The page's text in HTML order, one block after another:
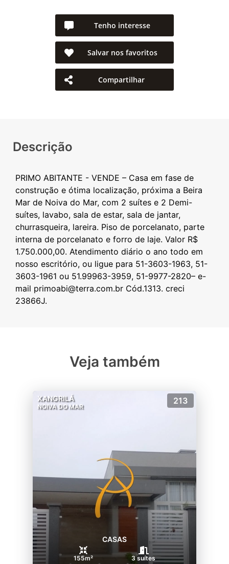
Tenho interesse
Salvar nos favoritos
Compartilhar
Descrição
PRIMO ABITANTE - VENDE – Casa em fase de
construção e ótima localização, próxima a Beira
Mar de Noiva do Mar, com 2 suítes e 2 Demi-
suítes, lavabo, sala de estar, sala de jantar,
churrasqueira, lareira. Piso de porcelanato, parte
interna de porcelanato e forro de laje. Valor R$
1.750.000,00. Atendimento diário o ano todo em
nosso escritório, ou ligue para 51-3603-1963, 51-
3603-1961 ou 51.99963-3959, 51-9977-2820– e-
mail primoabi@terra.com.br Cód.1313. creci
Veja também
XANGRILÁ
NOIVA DO MAR
213
CASAS
155m² 3 suítes